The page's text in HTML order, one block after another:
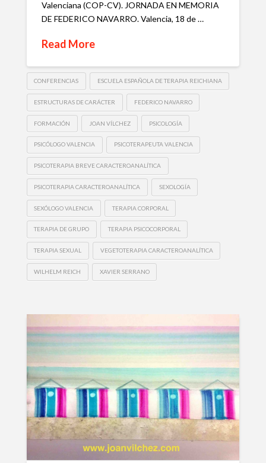
Valenciana (COP-CV). JORNADA EN MEMORIA
DE FEDERICO NAVARRO. Valencia, 18 de …
Read More
CONFERENCIAS ESCUELA ESPAÑOLA DE TERAPIA REICHIANA
ESTRUCTURAS DE CARÁCTER FEDERICO NAVARRO
FORMACIÓN JOAN VÍLCHEZ PSICOLOGÍA
PSICÓLOGO VALENCIA PSICOTERAPEUTA VALENCIA
PSICOTERAPIA BREVE CARACTEROANALÍTICA
PSICOTERAPIA CARACTEROANALÍTICA SEXOLOGÍA
SEXÓLOGO VALENCIA TERAPIA CORPORAL
TERAPIA DE GRUPO TERAPIA PSICOCORPORAL
TERAPIA SEXUAL VEGETOTERAPIA CARACTEROANALÍTICA
WILHELM REICH XAVIER SERRANO